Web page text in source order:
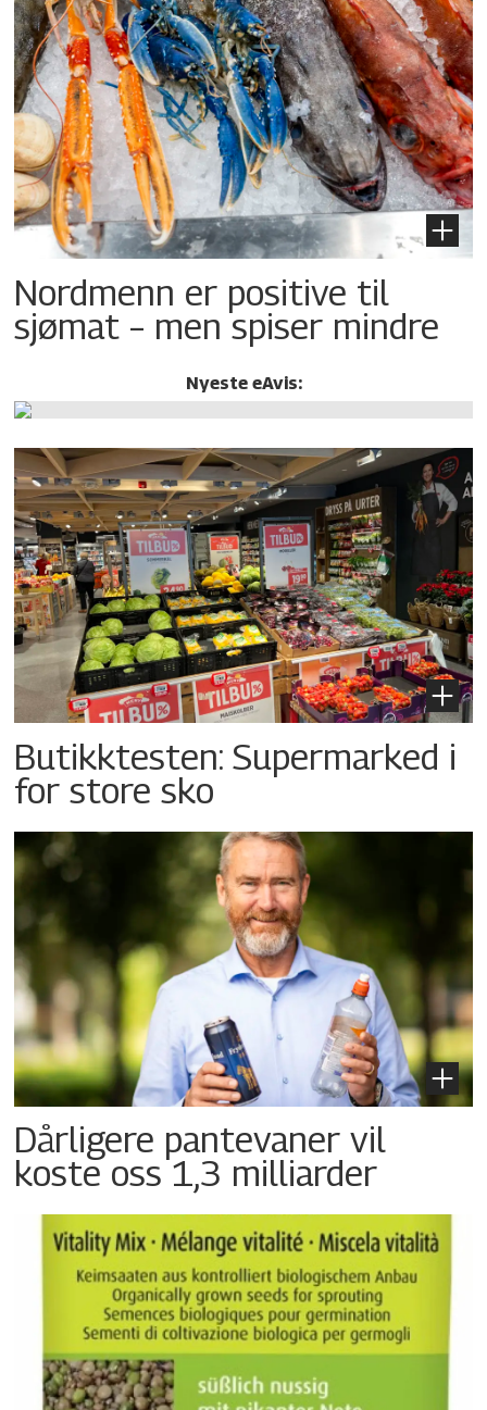
Nordmenn er positive til
sjømat – men spiser mindre
Nyeste eAvis:
Butikktesten: Supermarked i
for store sko
Dårligere pantevaner vil
koste oss 1,3 milliarder